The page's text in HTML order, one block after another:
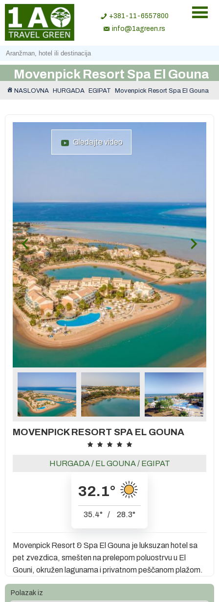
+381-11-6557800
info@1agreen.rs
Movenpick Resort Spa El Gouna
NASLOVNA HURGADA EGIPAT Movenpick Resort Spa El Gouna
Gledajte video
MOVENPICK RESORT SPA EL GOUNA
HURGADA/ EL GOUNA/ EGIPAT
32.1°
35.4° / 28.3°
Movenpick Resort & Spa El Gouna je luksuzan hotel sa
pet zvezdica, smešten na prelepom poluostrvu u El
Gouni, okružen lagunama i privatnom peščanom plažom.
Polazak iz